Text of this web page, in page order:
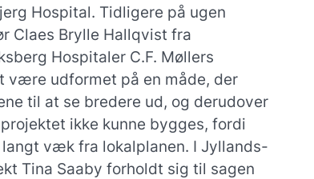
Hospital. Tidligere på ugen
Claes Brylle Hallqvist fra
Hospitaler C.F. Møllers
være udformet på en måde, der
til at se bredere ud, og derudover
ikke kunne bygges, fordi
væk fra lokalplanen. I Jyllands-
Tina Saaby forholdt sig til sagen